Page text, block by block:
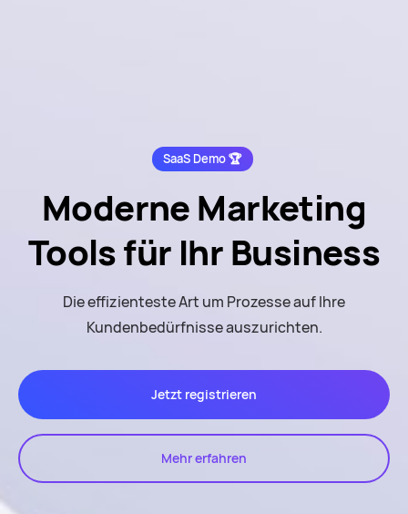
SaaS Demo 🏆
Moderne Marketing
Toolsfür Ihr Business
Die effizienteste Art um Prozesse auf Ihre
Kundenbedürfnisse auszurichten.
Jetzt registrieren
Mehr erfahren